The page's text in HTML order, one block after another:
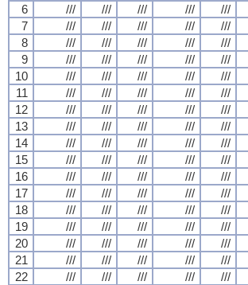
6
/// /// /// /// ///
7
/// /// /// /// ///
8
/// /// /// /// ///
9
/// /// /// /// ///
10
/// /// /// /// ///
11
/// /// /// /// ///
12
/// /// /// /// ///
13
/// /// /// /// ///
14
/// /// /// /// ///
15
/// /// /// /// ///
16
/// /// /// /// ///
17
/// /// /// /// ///
18
/// /// /// /// ///
19
/// /// /// /// ///
20
/// /// /// /// ///
21
/// /// /// /// ///
22
/// /// /// /// ///